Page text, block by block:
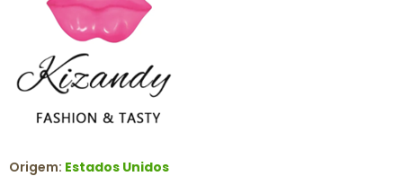
Origem: Estados Unidos